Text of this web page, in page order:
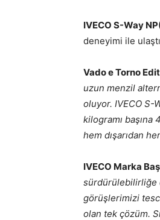
IVECO S-Way
deneyimi ile
Vado e Torno
uzun menzil
oluyor. IVECO S-
kilogramı
hem dışarıdan
IVECO Marka
sürdürülebilirliğe
görüşlerimizi
olan tek çözüm.